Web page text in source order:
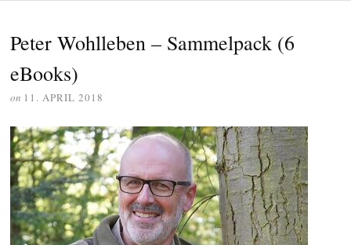
Peter Wohlleben – Sammelpack (6
eBooks)
on 11. APRIL 2018